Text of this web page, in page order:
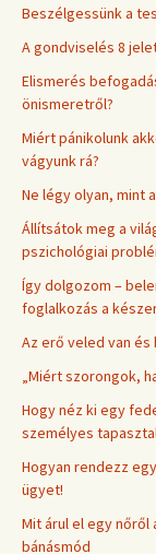
Beszélgessünk a
A gondviselés 8
Elismerés
önismeretről?
Miért pánikolunk
vágyunk rá?
Ne légy olyan, mint
Állítsátok meg a
pszichológiai
Így dolgozom –
foglalkozás a
Az erő veled van
„Miért szorongok,
Hogy néz ki egy
személyes
Hogyan rendezz
ügyet!
Mit árul el egy nőről
bánásmód